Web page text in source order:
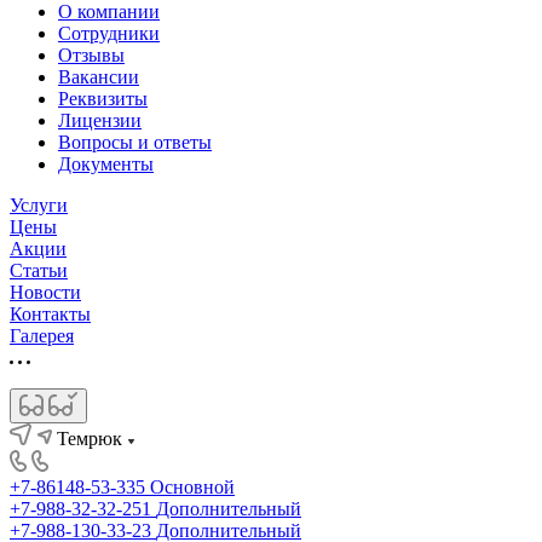
О компании
Сотрудники
Отзывы
Вакансии
Реквизиты
Лицензии
Вопросы и ответы
Документы
Услуги
Цены
Акции
Статьи
Новости
Контакты
Галерея
Темрюк
+7-86148-53-335 Основной
+7-988-32-32-251 Дополнительный
+7-988-130-33-23 Дополнительный